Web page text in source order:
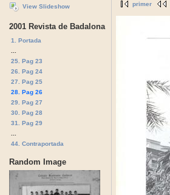
View Slideshow
2001 Revista de Badalona
1. Portada
25. Pag 23
26. Pag 24
27. Pag 25
28. Pag 26
29. Pag 27
30. Pag 28
31. Pag 29
44. Contraportada
Random Image
primer